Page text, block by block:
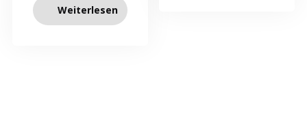
Weiterlesen